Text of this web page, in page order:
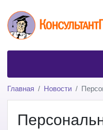
Главная Новости